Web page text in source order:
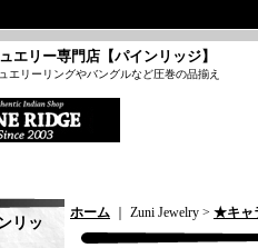
エリー専門店【パインリッジ】
エリーリングやバングルなど圧巻の品揃え
リッ
ホーム ｜ Zuni Jewelry > ★キャ